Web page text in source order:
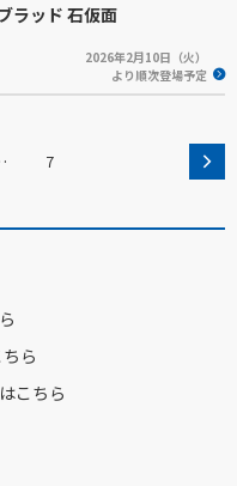
ラッド 石仮面
2026年2月10日（火）
より順次登場予定
7
ら
こちら